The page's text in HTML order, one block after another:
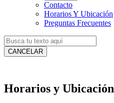
Contacto
Horarios Y Ubicación
Preguntas Frecuentes
CANCELAR
Horarios y Ubicación